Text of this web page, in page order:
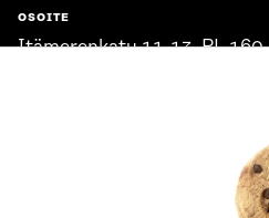
OSOITE
Itämerenkatu 11-13, PL 160,